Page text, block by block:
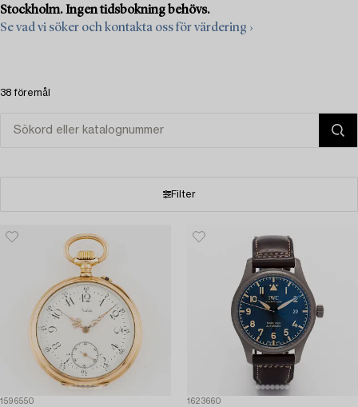
Stockholm. Ingen tidsbokning behövs.
Se vad vi söker och kontakta oss för värdering ›
38 föremål
Filter
1596550 1623660